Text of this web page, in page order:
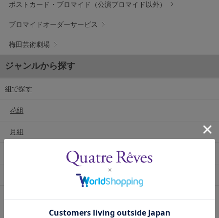
ポストカード・ブロマイド（公演ブロマイド以外）
ブロマイドオーダーサービス
梅田芸術劇場
ジャンルから探す
組で探す
花組
月組